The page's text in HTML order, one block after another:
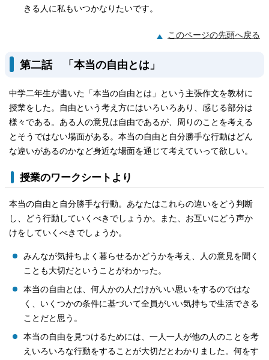
きる人に私もいつかなりたいです。
このページの先頭へ戻る
第二話 「本当の自由とは」
中学二年生が書いた「本当の自由とは」という主張作文を教材に
授業をした。自由という考え方にはいろいろあり、感じる部分は
様々である。ある人の意見は自由であるが、周りのことを考える
とそうではない場面がある。本当の自由と自分勝手な行動はどん
な違いがあるのかなど身近な場面を通じて考えていって欲しい。
授業のワークシートより
本当の自由と自分勝手な行動。あなたはこれらの違いをどう判断
し、どう行動していくべきでしょうか。また、お互いにどう声か
けをしていくべきでしょうか。
みんなが気持ちよく暮らせるかどうかを考え、人の意見を聞く
ことも大切だということがわかった。
本当の自由とは、何人かの人だけがいい思いをするのではな
く、いくつかの条件に基づいて全員がいい気持ちで生活できる
ことだと思う。
本当の自由を見つけるためには、一人一人が他の人のことを考
えいろいろな行動をすることが大切だとわかりました。何をす